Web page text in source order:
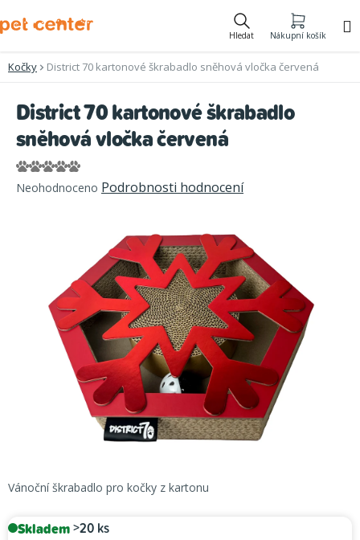
na
Hledat Nákupní košík
Kočky District 70 kartonové škrabadlo sněhová vločka červená
Vánoční škrabadlo pro kočky z kartonu
Skladem>20 ks
District 70 kartonové škrabadlo
sněhová vločka červená
Průměrné
hodnocení
hvězdiček.
Neohodnoceno Podrobnosti hodnocení